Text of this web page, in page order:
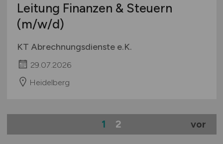
Leitung Finanzen & Steuern
(m/w/d)
KT Abrechnungsdienste e.K.
29.07.2026
Heidelberg
1 2 vor